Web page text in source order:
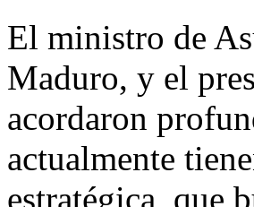
El ministro de
Maduro, y el
acordaron
actualmente
estratégica, que